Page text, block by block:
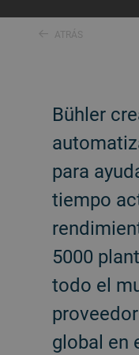
ATRÁS
Bühler
para
tiempo
5000
todo el
global en